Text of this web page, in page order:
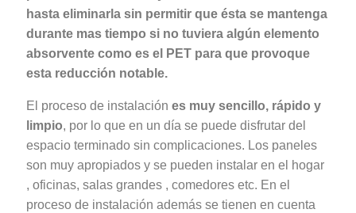
hasta eliminarla sin permitir que ésta se mantenga
durante mas tiempo si no tuviera algún elemento
absorvente como es el PET para que provoque
esta reducción notable.
El proceso de instalación es muy sencillo, rápido y
limpio, por lo que en un día se puede disfrutar del
espacio terminado sin complicaciones. Los paneles
son muy apropiados y se pueden instalar en el hogar
, oficinas, salas grandes , comedores etc. En el
proceso de instalación además se tienen en cuenta